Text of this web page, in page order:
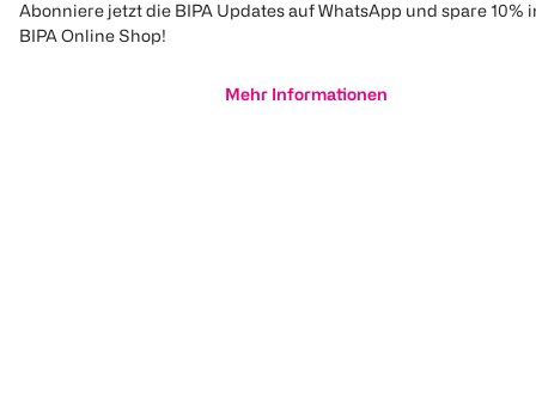
Abonniere jetzt die BIPA Updates auf WhatsApp und spare 10%
BIPA Online Shop!
Mehr Informationen